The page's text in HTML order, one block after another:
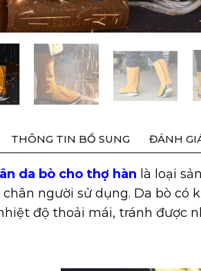
THÔNG TIN BỔ SUNG ĐÁNH
da bò cho thợ hàn là loại
chân người sử dụng. Da bò
độ thoải mái, tránh được